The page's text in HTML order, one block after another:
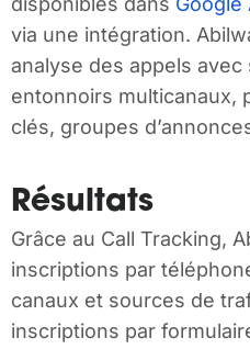
via une intégration.
analyse des appels
entonnoirs multicanaux,
clés, groupes
Résultats
Grâce au Call Tracking,
inscriptions par
canaux et sources de
inscriptions par